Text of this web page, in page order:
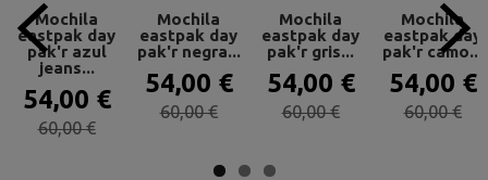
Mochila
eastpak day
pak'r azul
jeans...
54,00 €
60,00 €
Mochila
eastpak day
pak'r negra...
54,00 €
60,00 €
Mochila
eastpak day
pak'r gris...
54,00 €
60,00 €
Mochila
eastpak day
pak'r camo...
54,00 €
60,00 €